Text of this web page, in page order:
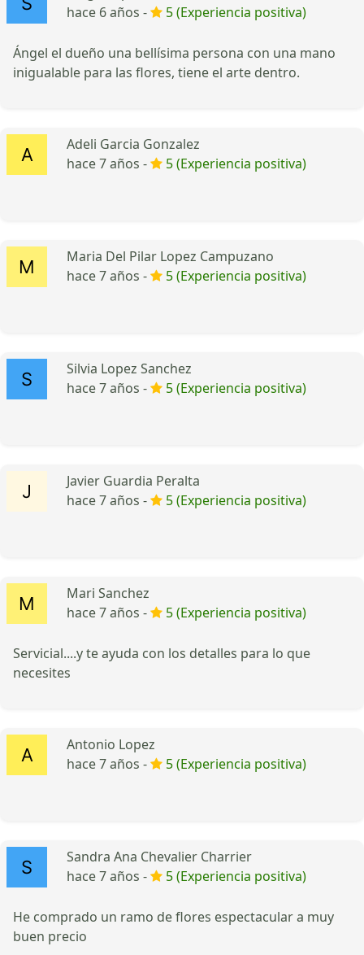
hace 6 años -
5 (Experiencia positiva)
Ángel el dueño una bellísima persona con una mano
inigualable para las flores, tiene el arte dentro.
Adeli Garcia Gonzalez
hace 7 años -
5 (Experiencia positiva)
Maria Del Pilar Lopez Campuzano
hace 7 años -
5 (Experiencia positiva)
Silvia Lopez Sanchez
hace 7 años -
5 (Experiencia positiva)
Javier Guardia Peralta
hace 7 años -
5 (Experiencia positiva)
Mari Sanchez
hace 7 años -
5 (Experiencia positiva)
Servicial....y te ayuda con los detalles para lo que
necesites
Antonio Lopez
hace 7 años -
5 (Experiencia positiva)
Sandra Ana Chevalier Charrier
hace 7 años -
5 (Experiencia positiva)
He comprado un ramo de flores espectacular a muy
buen precio